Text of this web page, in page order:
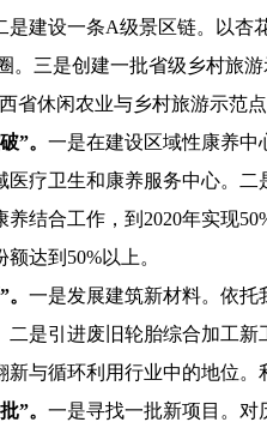
是建设一条A级景区链。
以杏
。 三是创建一批省级乡村旅
省休闲农业与乡村旅游示范
”。 一是在建设区域性康养中
疗卫生和康养服务中心。
二
结合工作，到2020年实现
达到50%以上。
一是发展建筑新材料。 依托
二是引进废旧轮胎综合加工新
新与循环利用行业中的地位
”。 一是寻找一批新项目。 对